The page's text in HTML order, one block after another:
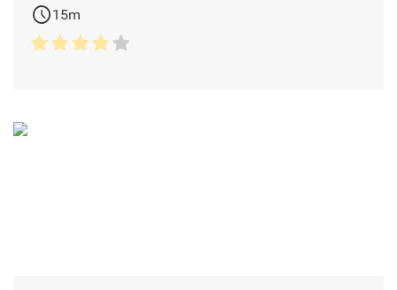
schedule15m